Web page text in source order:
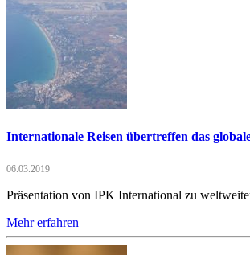
Internationale Reisen übertreffen das
06.03.2019
Präsentation von IPK International zu
Mehr erfahren